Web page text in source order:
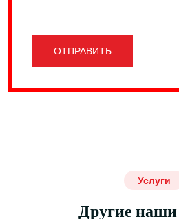
ОТПРАВИТЬ
Услуги
Другие наши